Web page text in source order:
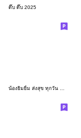
ดึ๊บ ดึ๊บ 2025